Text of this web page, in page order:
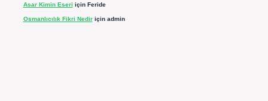
Asar Kimin Eseri için Feride
Osmanlıcılık Fikri Nediriçin admin